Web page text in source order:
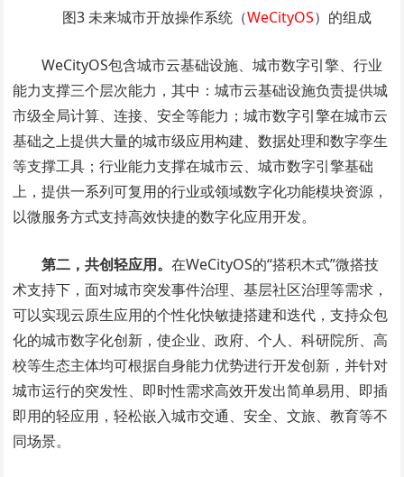
图3 未来城市开放操作系统（WeCityOS）的组成
WeCityOS包含城市云基础设施、城市数字引擎、行业
能力支撑三个层次能力，其中：城市云基础设施负责提供城
市级全局计算、连接、安全等能力；城市数字引擎在城市云
基础之上提供大量的城市级应用构建、数据处理和数字孪生
等支撑工具；行业能力支撑在城市云、城市数字引擎基础
上，提供一系列可复用的行业或领域数字化功能模块资源，
以微服务方式支持高效快捷的数字化应用开发。
第二，共创轻应用。在WeCityOS的“搭积木式”微搭技
术支持下，面对城市突发事件治理、基层社区治理等需求，
可以实现云原生应用的个性化快敏捷搭建和迭代，支持众包
化的城市数字化创新，使企业、政府、个人、科研院所、高
校等生态主体均可根据自身能力优势进行开发创新，并针对
城市运行的突发性、即时性需求高效开发出简单易用、即插
即用的轻应用，轻松嵌入城市交通、安全、文旅、教育等不
同场景。